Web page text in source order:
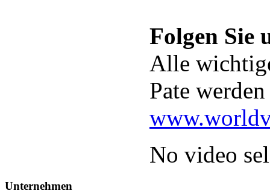
Folgen Sie
Alle
Pate
No video
Unternehmen